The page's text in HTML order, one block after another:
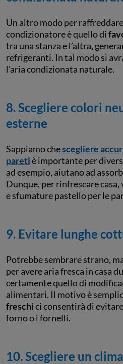
Un altro modo per raffreddare
condizionatore è quello di
tra una stanza e l’altra,
refrigeranti. In tal modo si
l’aria condizionata naturale.
8. Scegliere colori
esterne
Sappiamo chescegliere
paretiè importante per
ad esempio, aiutano ad
Dunque, per rinfrescare
e sfumature pastello per le
9. Evitare lunghe
Potrebbe sembrare strano,
per avere aria fresca in casa
certamente quello di
alimentari. Il motivo è
freschici consentirà di
forno o i fornelli.
10. Scegliere un